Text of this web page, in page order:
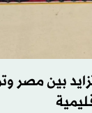
بين مصر